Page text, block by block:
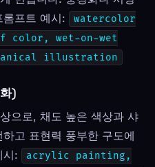
프트 예시:
watercolor
color, wet-on-wet
illustration
)
으로, 채도 높은 색상과 샤
고 표현력 풍부한 구도에
시:
acrylic painting,